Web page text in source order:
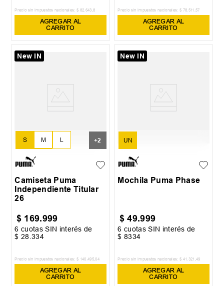
Precio sin impuestos nacionales: $ 82.643 ,8
AGREGAR AL
CARRITO
Precio sin impuestos nacionales: $ 78.511 ,57
AGREGAR AL
CARRITO
New IN
S M L
XL
+2
Camiseta Puma
Independiente Titular
26
$ 169.999
6 cuotas SIN interés de
$ 28 .334
Precio sin impuestos nacionales: $ 140 495,04
AGREGAR AL
CARRITO
New IN
UN
Mochila Puma Phase
$ 49.999
6 cuotas SIN interés de
$ 8334
Precio sin impuestos nacionales: $ 41 321 49
AGREGAR AL
CARRITO